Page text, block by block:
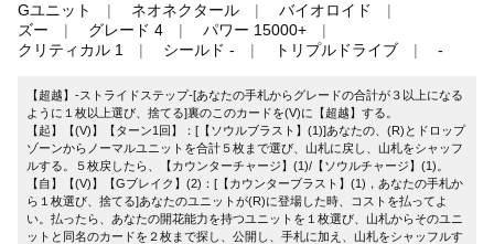
Gユニット ネオネクタール
バイオロイド
ズー
グレード 4
パワー 15000+
クリティカル 1
シールド - トリプルドライブ -
【超越】-ストライドステップ-[あなたの手札からグレードの合計が３以上になる
ように１枚以上選び、捨てる]裏のこのカードを(V)に【超越】する。
【起】【(V)】【ターン1回】：[【ソウルブラスト】(1)]あなたの、(R)とドロップ
ゾーンからノーマルユニットを合計５枚まで選び、山札に戻し、山札をシャッフ
ルする。５枚戻したら、【カウンターチャージ】(1)/【ソウルチャージ】(1)。
【自】【(V)】【Gブレイク】(2)：[【カウンターブラスト】(1)，あなたの手札か
ら１枚選び、捨てる]あなたのユニットが(R)に登場した時、コストを払ってよ
い。払ったら、あなたの開花能力を持つユニットを１枚選び、山札からそのユニ
ットと同名のカードを２枚まで探し、公開し、手札に加え、山札をシャッフルす